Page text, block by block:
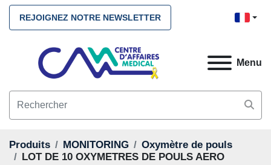
REJOIGNEZ NOTRE NEWSLETTER
Menu
Produits MONITORING
Oxymètre de pouls
LOT DE 10 OXYMETRES DE POULS AERO